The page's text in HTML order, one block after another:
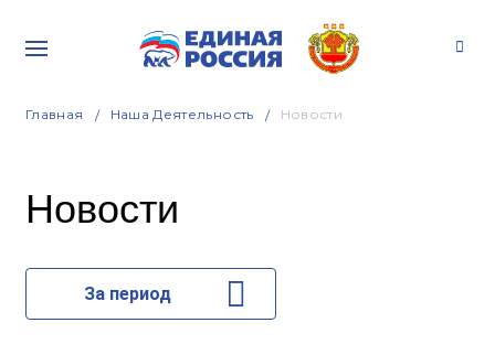
Главная Наша Деятельность Новости
Новости
За период